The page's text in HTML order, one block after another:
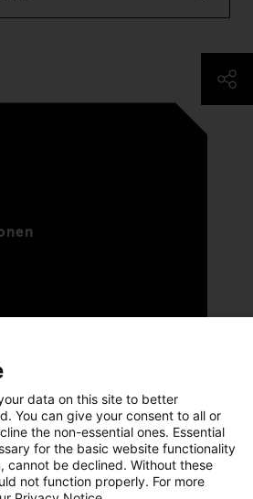
data on this site to better
You can give your consent to all or
the non-essential ones. Essential
for the basic website functionality
cannot be declined. Without these
not function properly. For more